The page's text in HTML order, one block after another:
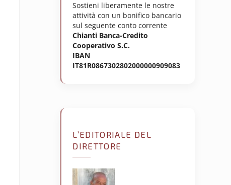
Sostieni liberamente le nostre
attività con un bonifico bancario
sul seguente conto corrente
Chianti Banca-Credito
Cooperativo S.C.
IBAN
IT81R0867302802000000909083
L’EDITORIALE DEL
DIRETTORE